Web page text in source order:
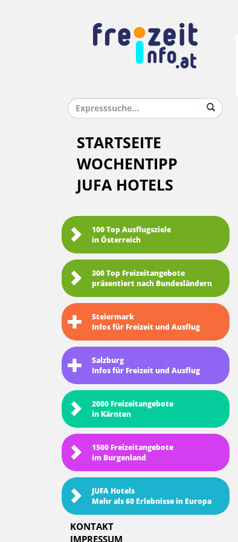
STARTSEITE
WOCHENTIPP
JUFA HOTELS
100 Top Ausflugsziele
in Österreich
300 Top Freizeitangebote
präsentiert nach Bundesländern
Steiermark
Infos für Freizeit und Ausflug
Salzburg
Infos für Freizeit und Ausflug
2000 Freizeitangebote
in Kärnten
1500 Freizeitangebote
im Burgenland
JUFA Hotels
Mehr als 60 Erlebnisse in Europa
KONTAKT
IMPRESSUM